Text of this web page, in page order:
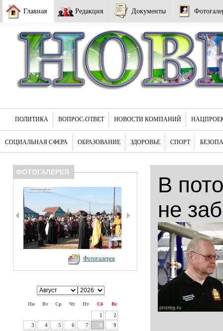
Главная Редакция Документы
ПОЛИТИКА ВОПРОС-ОТВЕТ НОВОСТИ КОМПАНИЙ
СОЦИАЛЬНАЯ СФЕРА ОБРАЗОВАНИЕ ЗДОРОВЬЕ СПОРТ
ФОТОГАЛЕРЕЯ
Фотогалерея
Пн Вт Ср Чт Пт Сб Вс
1
2
3
4 5 6 7 8
9
В
не